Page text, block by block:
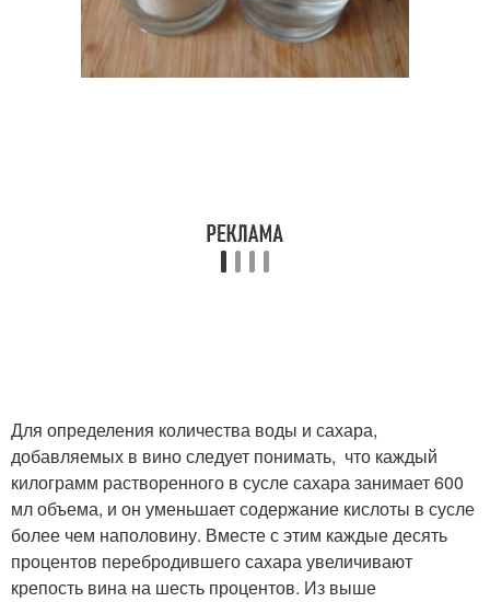
Для определения количества воды и сахара,
добавляемых в вино следует понимать, что каждый
килограмм растворенного в сусле сахара занимает 600
мл объема, и он уменьшает содержание кислоты в сусле
более чем наполовину. Вместе с этим каждые десять
процентов перебродившего сахара увеличивают
крепость вина на шесть процентов. Из выше